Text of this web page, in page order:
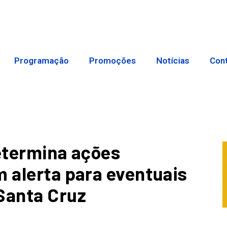
Programação Promoções Notícias
ações
alerta para eventuais
Cruz